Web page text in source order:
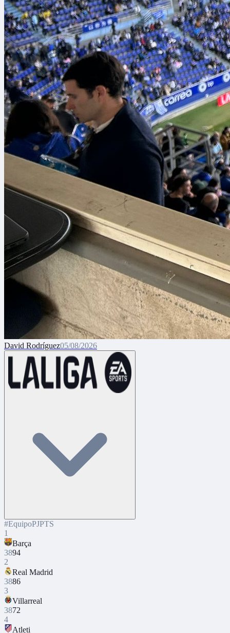
David Rodríguez05/08/2026
#EquipoPJPTS
1
Barça
3894
2
Real Madrid
3886
3
Villarreal
3872
4
Atleti